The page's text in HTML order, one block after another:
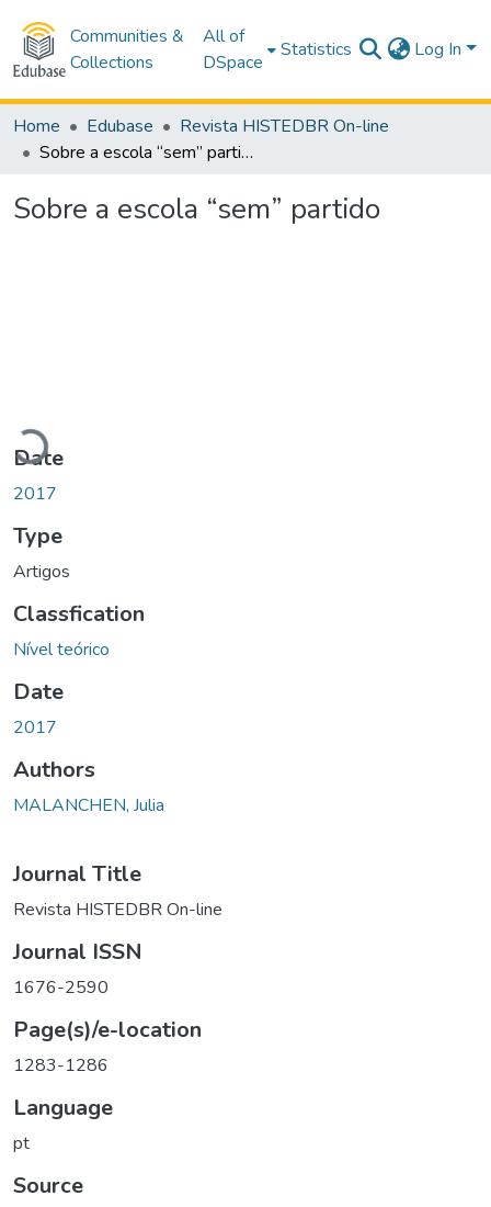
Communities &
Collections
All of
DSpace
Statistics Log In
Home Edubase
Revista HISTEDBR On-line
Sobre a escola “sem” partido
Sobre a escola “sem” partido
Loading...
Date
2017
Type
Artigos
Classfication
Nível teórico
Date
2017
Authors
MALANCHEN, Julia
Journal Title
Revista HISTEDBR On-line
Journal ISSN
1676-2590
Page(s)/e-location
1283-1286
Language
pt
Source